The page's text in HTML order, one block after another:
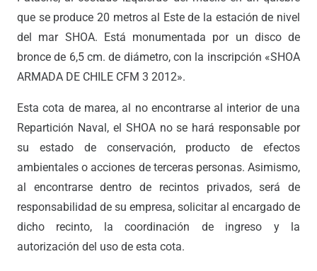
que se produce 20 metros al Este de la estación de nivel
del mar SHOA. Está monumentada por un disco de
bronce de 6,5 cm. de diámetro, con la inscripción «SHOA
ARMADA DE CHILE CFM 3 2012».
Esta cota de marea, al no encontrarse al interior de una
Repartición Naval, el SHOA no se hará responsable por
su estado de conservación, producto de efectos
ambientales o acciones de terceras personas. Asimismo,
al encontrarse dentro de recintos privados, será de
responsabilidad de su empresa, solicitar al encargado de
dicho recinto, la coordinación de ingreso y la
autorización del uso de esta cota.